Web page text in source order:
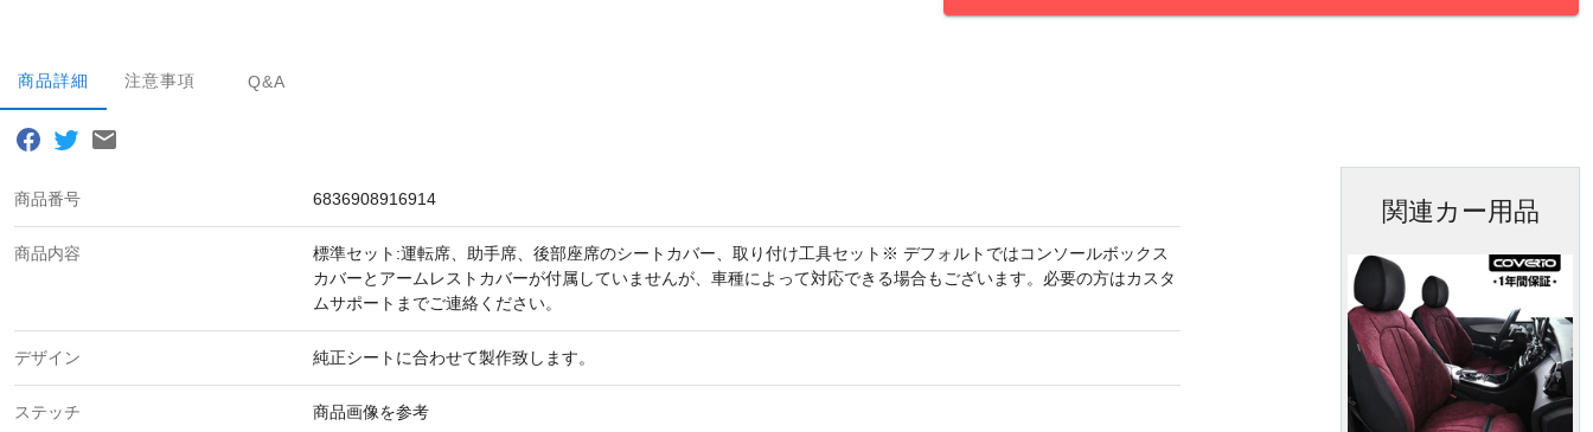
商品詳細 注意事項 Q&A
商品番号 6836908916914
商品内容
標準セット:運転席、助手席、後部座席のシートカバー、取り付け工具セット※ デフォルトではコンソールボックス
カバーとアームレストカバーが付属していませんが、車種によって対応できる場合もございます。必要の方はカスタ
ムサポートまでご連絡ください。
デザイン 純正シートに合わせて製作致します。
ステッチ 商品画像を参考
関連カー用品